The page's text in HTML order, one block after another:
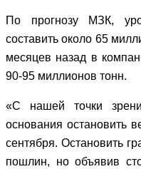
По прогнозу МЗК,
составить около 65
месяцев назад в
90-95 миллионов тонн.
«С нашей точки
основания остановить
сентября. Остановить
пошлин, но объявив